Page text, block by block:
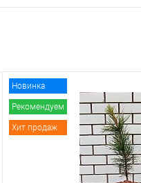
Новинка
Рекомендуем
Хит продаж